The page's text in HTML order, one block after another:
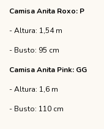
Camisa Anita Roxo: P
- Altura: 1,54 m
- Busto: 95 cm
Camisa Anita Pink: GG
- Altura: 1,6 m
- Busto: 110 cm